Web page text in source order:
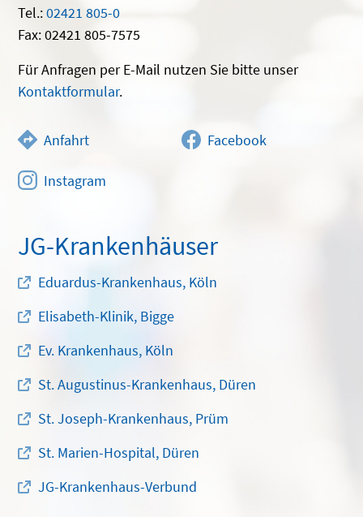
Tel.:02421 805-0
Fax: 02421 805-7575
Für Anfragen per E-Mail nutzen Sie bitte unser
Kontaktformular.
Anfahrt Facebook
Instagram
JG-Krankenhäuser
Eduardus-Krankenhaus, Köln
Elisabeth-Klinik, Bigge
Ev. Krankenhaus, Köln
St. Augustinus-Krankenhaus, Düren
St. Joseph-Krankenhaus, Prüm
St. Marien-Hospital, Düren
JG-Krankenhaus-Verbund